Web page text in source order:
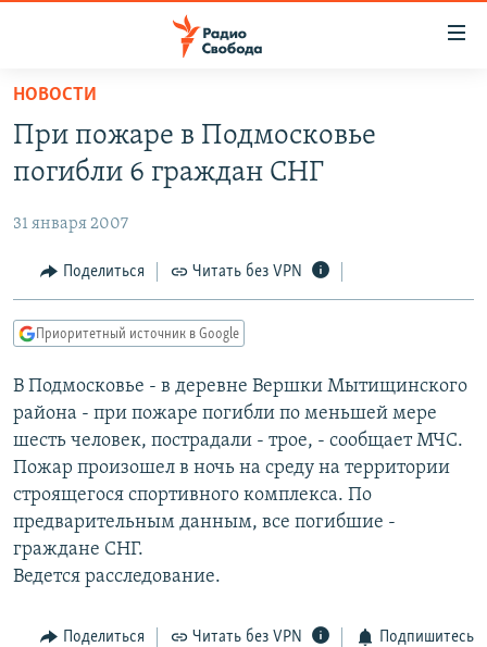
упрощенного
доступа
Вернуться
основному
Вернутся
главной
навигации
Вернутся
поиску
ПОДКАСТЫ
АВТОРСКИЕ ПРОЕКТЫ
ЦИТАТЫ СВОБОДЫ
МНЕНИЯ
IDEL.РЕАЛИИ
КАВКАЗ.РЕАЛИИ
СЕВЕР.РЕАЛИИ
СИБИРЬ.РЕАЛИИ
РАСПИСАНИЕ ВЕЩАНИЯ
ПОДПИШИТЕСЬ НА РАССЫЛКУ
НОВОСТИ
При пожаре в Подмосковье
погибли 6 граждан СНГ
31 января 2007
Поделиться Читать без VPN
Приоритетный источник в Google
В Подмосковье - в деревне Вершки Мытищинского
района - при пожаре погибли по меньшей мере
шесть человек, пострадали - трое, - сообщает МЧС.
Пожар произошел в ночь на среду на территории
строящегося спортивного комплекса. По
предварительным данным, все погибшие -
граждане СНГ.
Ведется расследование.
Поделиться Читать без VPN Подпишитесь